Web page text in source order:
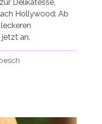
Delikatesse,
Hollywood: Ab
an.